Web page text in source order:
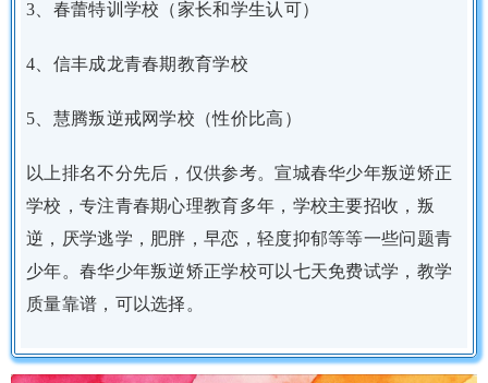
3、春蕾特训学校（家长和学生认可）
4、信丰成龙青春期教育学校
5、慧腾叛逆戒网学校（性价比高）
以上排名不分先后，仅供参考。宣城春华少年叛逆矫正
学校，专注青春期心理教育多年，学校主要招收，叛
逆，厌学逃学，肥胖，早恋，轻度抑郁等等一些问题青
少年。春华少年叛逆矫正学校可以七天免费试学，教学
质量靠谱，可以选择。